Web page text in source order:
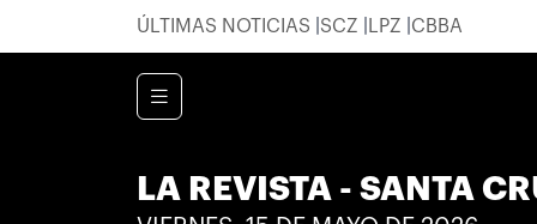
ÚLTIMAS NOTICIAS SCZ LPZ CBBA
LA REVISTA - SANTA